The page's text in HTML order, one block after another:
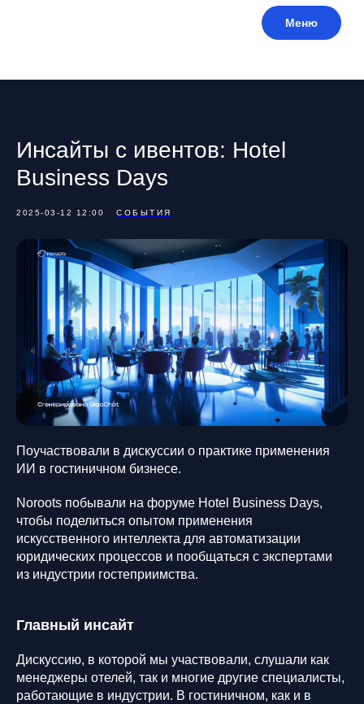
Инсайты с ивентов: Hotel
Business Days
2025-03-12 12:00 СОБЫТИЯ
Поучаствовали в дискуссии о практике применения
ИИ в гостиничном бизнесе.
Noroots побывали на форуме Hotel Business Days,
чтобы поделиться опытом применения
искусственного интеллекта для автоматизации
юридических процессов и пообщаться с экспертами
из индустрии гостеприимства.
Главный инсайт
Дискуссию, в которой мы участвовали, слушали как
менеджеры отелей, так и многие другие специалисты,
работающие в индустрии. В гостиничном, как и в